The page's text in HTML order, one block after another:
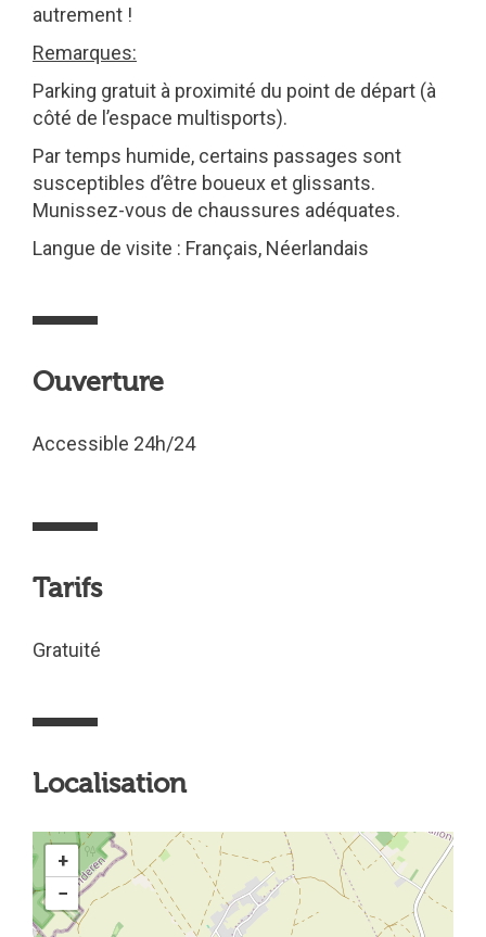
autrement !
Remarques:
Parking gratuit à proximité du point de départ (à
côté de l’espace multisports).
Par temps humide, certains passages sont
susceptibles d’être boueux et glissants.
Munissez-vous de chaussures adéquates.
Langue de visite : Français, Néerlandais
Ouverture
Accessible 24h/24
Tarifs
Gratuité
Localisation
+
−